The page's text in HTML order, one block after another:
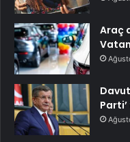
Araç